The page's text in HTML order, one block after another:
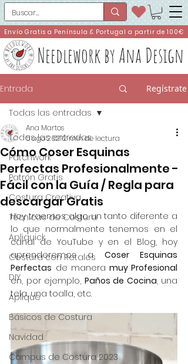
Needlework by Ana Design
Envío Gratis a Península & Portugal a partir de 100€
Entrada Regístrate
Todas las entradas
Patchwork
Patrón Gratis
Costura Creativa
Técnicas de Costura
Apliquick
Costura con Retales
DIY
Aplique
Básicos de Costura
Navidad
Campus de Costura 2023
Todas las entradas
Cómo Coser Esquinas
Perfectas Profesionalmente -
Fácil con la Guía / Regla para
descargar Gratis
Ana Martos
5 ago 20212 min de lectura
Hoy traemos algo un tanto diferente a
lo que normalmente tenemos en el
canal de YouTube y en el Blog, hoy
aprenderemos a Coser Esquinas
Perfectas de manera muy Profesional
en, por ejemplo, Paños de Cocina, una
tela, una toalla, etc.